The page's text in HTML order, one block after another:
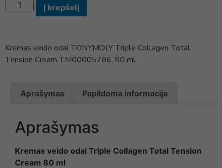
Į krepšelį
Kremas veido odai TONYMOLY Triple Collagen Total
Tension Cream TM00005786, 80 ml
Aprašymas Papildoma informacija
Aprašymas
Kremas veido odai Triple Collagen Total Tension
Cream 80 ml